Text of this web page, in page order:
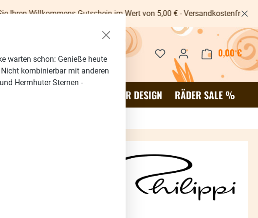
Gutschein im Wert von 5,00 € - Versandkostenfrei ab 40€ -
Du hast 0 Produkte auf dem
0,00 €
RÄDER DESIGN RÄDER SALE %
warten schon: Genieße heute
kombinierbar mit anderen
Herrnhuter Sternen -